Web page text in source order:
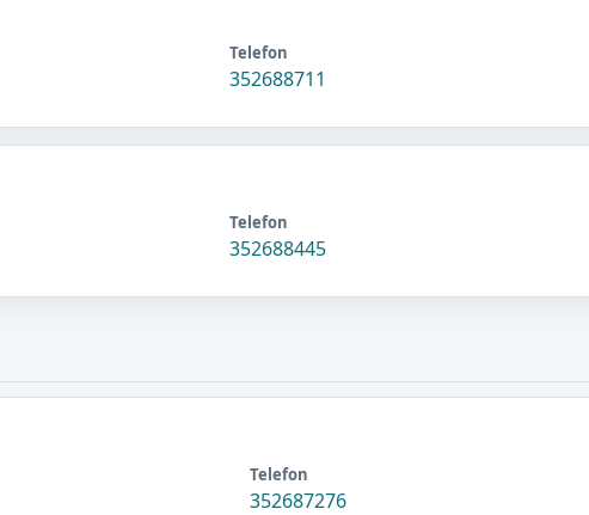
Telefon
352688711
Telefon
352688445
Telefon
352687276